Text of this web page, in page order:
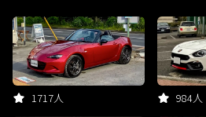
1717人 984人